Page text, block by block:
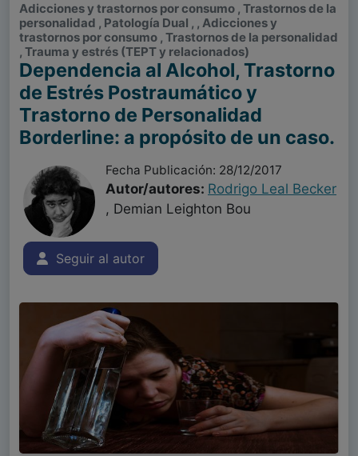
Adicciones y trastornos por consumo , Trastornos de la
personalidad , Patología Dual , , Adicciones y
trastornos por consumo , Trastornos de la personalidad
, Trauma y estrés (TEPT y relacionados)
Dependencia al Alcohol, Trastorno
de Estrés Postraumático y
Trastorno de Personalidad
Borderline: a propósito de un caso.
Fecha Publicación: 28/12/2017
Autor/autores: Rodrigo Leal Becker
, Demian Leighton Bou
Seguir al autor